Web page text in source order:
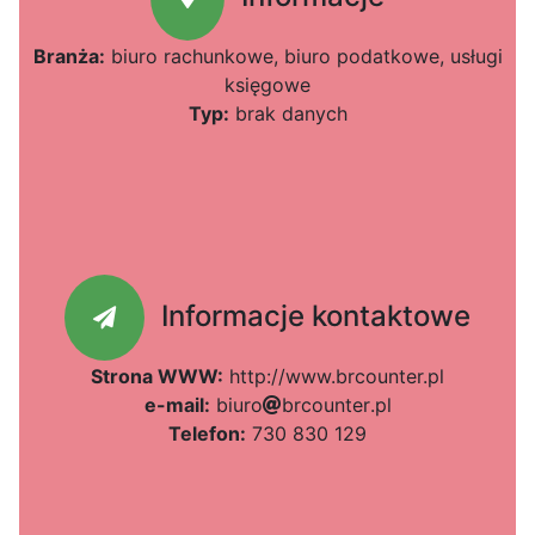
Branża: biuro rachunkowe, biuro podatkowe, usługi
księgowe
Typ: brak danych
Informacje kontaktowe
Strona WWW: http://www.brcounter.pl
e-mail: bi337
uro brcoc57
ue17
nter.pl
Telefon: 730 830 129